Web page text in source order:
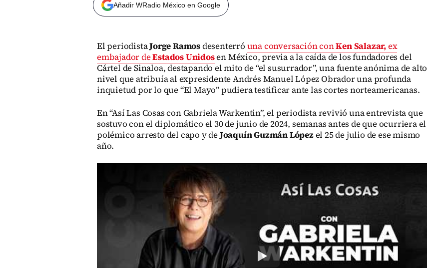
Añadir WRadio México en Google
El periodistaJorge Ramosdesenterró una conversación conKen Salazar,ex
embajador deEstados Unidosen México, previa a la caída de los fundadores del
Cártel de Sinaloa, destapando el mito de “el susurrador”, una fuente anónima de alto
nivel que atribuía al expresidente Andrés Manuel López Obrador una profunda
inquietud por lo que “El Mayo” pudiera testificar ante las cortes norteamericanas.
En “Así Las Cosas con Gabriela Warkentin”, el periodista revivió una entrevista que
sostuvo con el diplomático el 30 de junio de 2024, semanas antes de que ocurriera el
polémico arresto del capo y deJoaquín Guzmán Lópezel 25 de julio de ese mismo
año.